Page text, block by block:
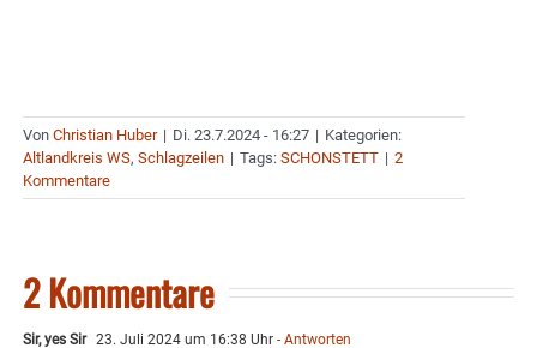
Von Christian Huber | Di. 23.7.2024 - 16:27 | Kategorien:
Altlandkreis WS, Schlagzeilen | Tags: SCHONSTETT | 2
Kommentare
2 Kommentare
Sir, yes Sir 23. Juli 2024 um 16:38 Uhr - Antworten